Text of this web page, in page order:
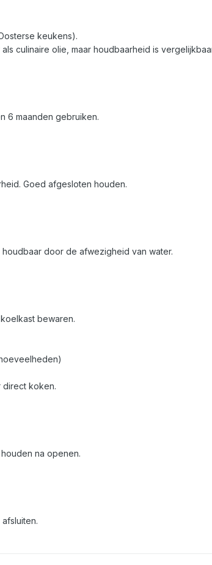
keukens).
culinaire olie, maar houdbaarheid is
6 maanden gebruiken.
Goed afgesloten houden.
door de afwezigheid van water.
bewaren.
direct koken.
na openen.